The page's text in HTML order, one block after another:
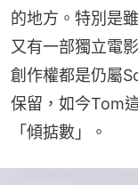
的地方。特別是
又有一部獨立電
創作權都是仍屬
保留，如今Tom
「傾掂數」。